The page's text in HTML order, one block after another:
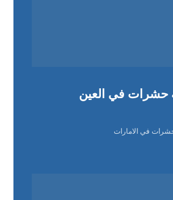
حشرات في العين
في الامارات